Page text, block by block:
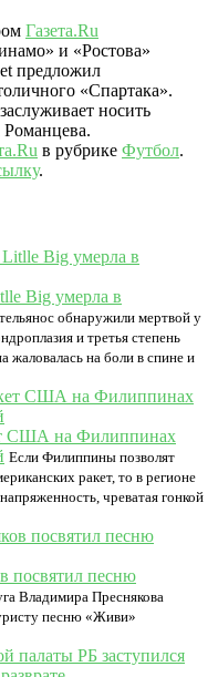
Газета.Ru
и «Ростова»
предложил
«Спартака».
носить
Романцева.
в рубрике Футбол.
.
Big умерла в
обнаружили мертвой у
и третья степень
жаловалась на боли в спине и
США на Филиппинах
Если Филиппины позволят
ракет, то в регионе
чреватая гонкой
посвятил песню
Владимира Преснякова
песню «Живи»